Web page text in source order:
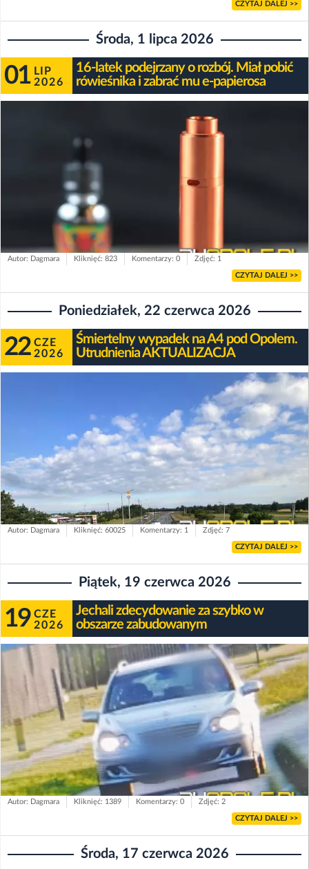
CZYTAJ DALEJ >>
Środa, 1 lipca 2026
01 LIP
2026
16-latek podejrzany o rozbój. Miał pobić
rówieśnika i zabrać mu e-papierosa
Autor: Dagmara Kliknięć: 823 Komentarzy: 0 Zdjęć: 1
CZYTAJ DALEJ >>
Poniedziałek, 22 czerwca 2026
22 CZE
2026
Śmiertelny wypadek na A4 pod Opolem.
Utrudnienia AKTUALIZACJA
Autor: Dagmara Kliknięć: 60025 Komentarzy: 1 Zdjęć: 7
CZYTAJ DALEJ >>
Piątek, 19 czerwca 2026
19 CZE
2026
Jechali zdecydowanie za szybko w
obszarze zabudowanym
Autor: Dagmara Kliknięć: 1389 Komentarzy: 0 Zdjęć: 2
CZYTAJ DALEJ >>
Środa, 17 czerwca 2026